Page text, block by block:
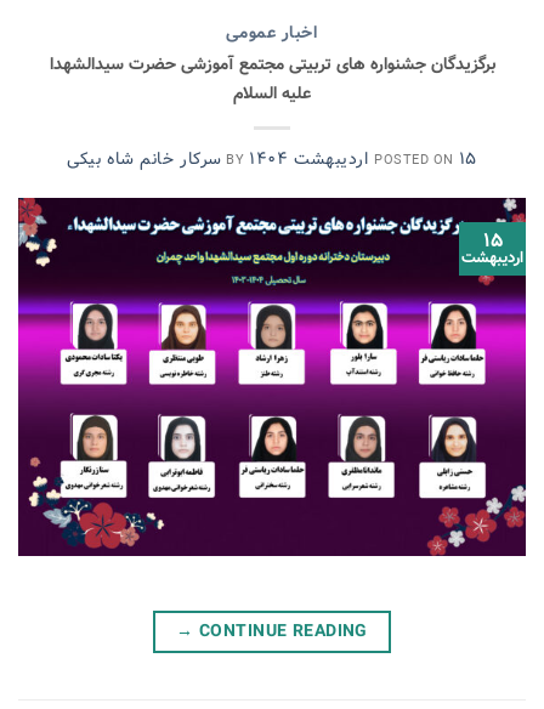
اخبار عمومی
برگزیدگان جشنواره های تربیتی مجتمع آموزشی حضرت سیدالشهدا
علیه السلام
POSTED ON ۱۵ اردیبهشت ۱۴۰۴ سرکار خانم شاه بیکی
۱۵
اردیبهشت
CONTINUE READING
→